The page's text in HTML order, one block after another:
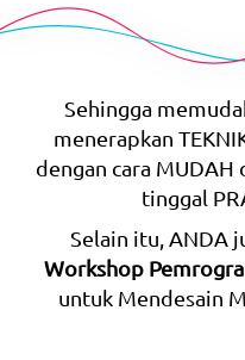
Sehingga
menerapkan
dengan cara MUDAH
tinggal
Workshop
untuk Mendesain